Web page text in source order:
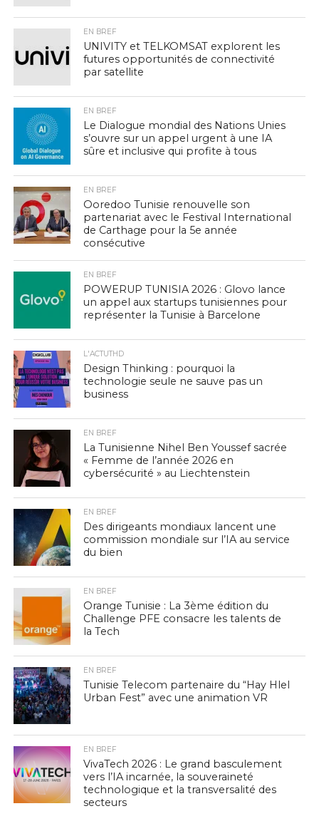
EN BREF
UNIVITY et TELKOMSAT explorent les
futures opportunités de connectivité
par satellite
EN BREF
Le Dialogue mondial des Nations Unies
s’ouvre sur un appel urgent à une IA
sûre et inclusive qui profite à tous
EN BREF
Ooredoo Tunisie renouvelle son
partenariat avec le Festival International
de Carthage pour la 5e année
consécutive
EN BREF
POWERUP TUNISIA 2026 : Glovo lance
un appel aux startups tunisiennes pour
représenter la Tunisie à Barcelone
L'ACTUTHD
Design Thinking : pourquoi la
technologie seule ne sauve pas un
business
EN BREF
La Tunisienne Nihel Ben Youssef sacrée
« Femme de l’année 2026 en
cybersécurité » au Liechtenstein
EN BREF
Des dirigeants mondiaux lancent une
commission mondiale sur l’IA au service
du bien
EN BREF
Orange Tunisie : La 3ème édition du
Challenge PFE consacre les talents de
la Tech
EN BREF
Tunisie Telecom partenaire du “Hay Hlel
Urban Fest” avec une animation VR
EN BREF
VivaTech 2026 : Le grand basculement
vers l’IA incarnée, la souveraineté
technologique et la transversalité des
secteurs